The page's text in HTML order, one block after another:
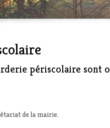
périscolaire sont
de la mairie.